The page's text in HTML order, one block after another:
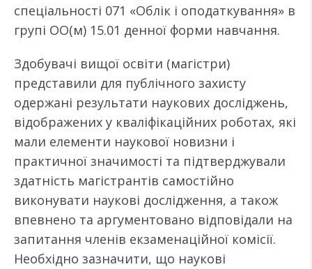
спеціальності 071 «Облік і оподаткування» в
групі ОО(м) 15.01 денної форми навчання.
Здобувачі вищої освіти (магістри)
представили для публічного захисту
одержані результати наукових досліджень,
відображених у кваліфікаційних роботах, які
мали елементи наукової новизни і
практичної значимості та підтверджували
здатність магістрантів самостійно
виконувати наукові дослідження, а також
впевнено та аргументовано відповідали на
запитання членів екзаменаційної комісії.
Необхідно зазначити, що наукові